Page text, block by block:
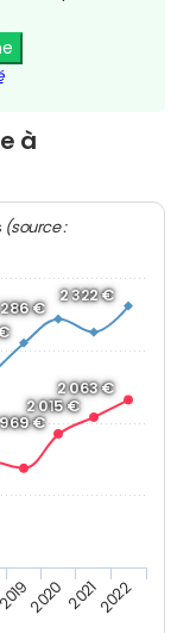
à
(source :
969 €
2 015 €
2 063 €
286 €
2 322 €
20192020 20212022